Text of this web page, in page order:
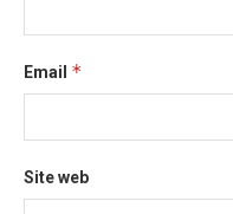
Email *
Site web